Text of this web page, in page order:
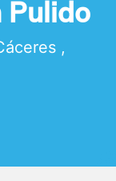
Pulido
,